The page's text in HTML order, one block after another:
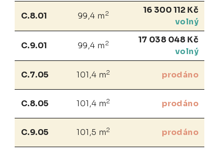
C.8.01 99,4 m 2
16 300 112 Kč
volný
C.9.01 99,4 m 2
17 038 048 Kč
volný
C.7.05 101,4 m2 prodáno
C.8.05 101,4 m2 prodáno
C.9.05 101,5 m2 prodáno